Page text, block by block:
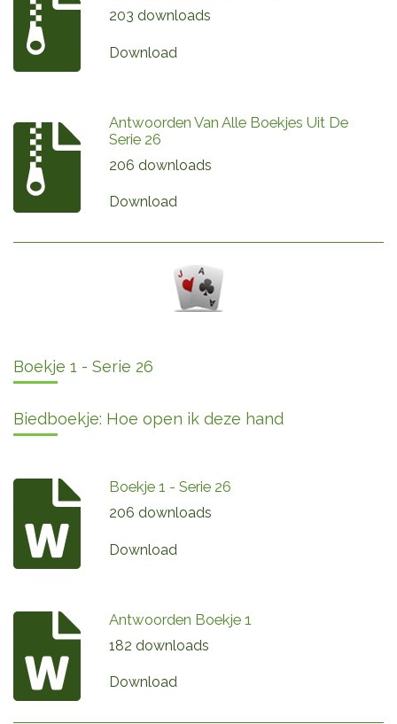
203 downloads
Download
Antwoorden Van Alle Boekjes Uit De
Serie 26
206 downloads
Download
Boekje 1 - Serie 26
Biedboekje: Hoe open ik deze hand
Boekje 1 - Serie 26
206 downloads
Download
Antwoorden Boekje 1
182 downloads
Download